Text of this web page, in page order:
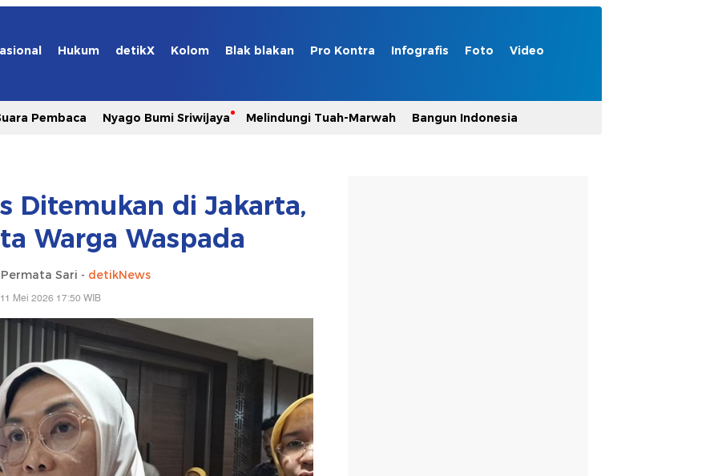
Hukum detikX Kolom Blak blakan Pro Kontra Infografis Foto Video
Pembaca Nyago Bumi Sriwijaya Melindungi Tuah-Marwah Bangun Indonesia
Ditemukan di Jakarta,
Warga Waspada
Sari - detikNews
Mei 2026 17:50 WIB